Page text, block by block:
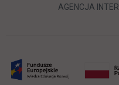
AGENCJA